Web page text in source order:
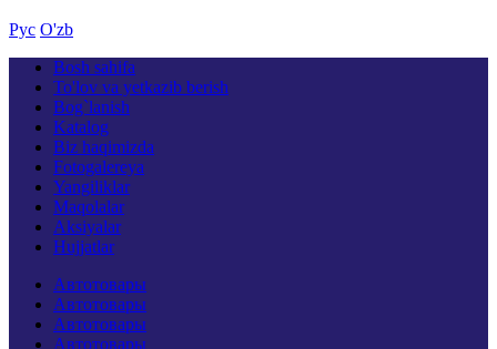
Рус O'zb
Bosh sahifa
To'lov va yetkazib berish
Bog`lanish
Katalog
Biz haqimizda
Fotogalereya
Yangiliklar
Maqolalar
Aksiyalar
Hujjatlar
Автотовары
Автотовары
Автотовары
Автотовары